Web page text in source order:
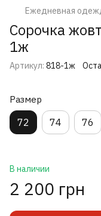
Ежедневная
Сорочка
1ж
Артикул: 818-1ж
Размер
72 74 76
В наличии
2 200 грн